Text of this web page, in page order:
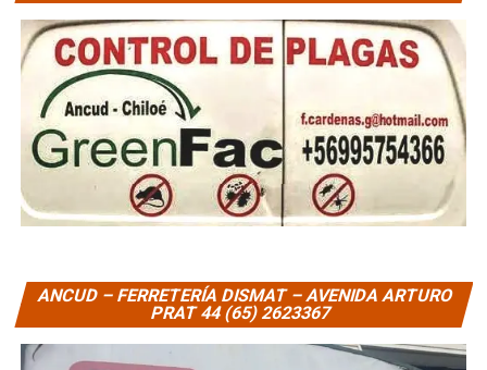
ANCUD – FERRETERÍA DISMAT – AVENIDA ARTURO
PRAT 44 (65) 2623367